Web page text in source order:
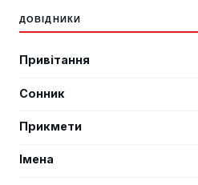
ДОВІДНИКИ
Привітання
Сонник
Прикмети
Імена